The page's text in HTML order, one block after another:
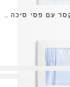
מכנסי בוקסר עם פסי סיכה 100% כותנה